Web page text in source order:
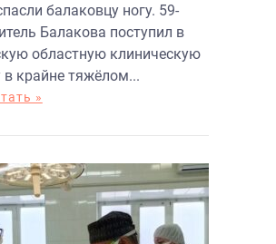
балаковцу ногу. 59-
Балакова поступил в
областную клиническую
в крайне тяжёлом...
»